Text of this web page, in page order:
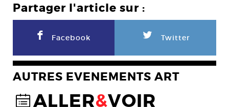
Partager l'article sur :
F Facebook L Twitter
AUTRES EVENEMENTS ART
@ALLER&VOIR